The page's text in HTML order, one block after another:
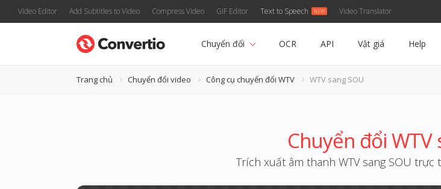
Video Editor Add Subtitles to Video Compress Video GIF Editor Text to Speech Video Translator
Chuyển đổi OCR API Vật giá Help
Trang chủ Chuyển đổi video Công cụ chuyển đổi WTV WTV sang SOU
Chuyển đổi WTV
Trích xuất âm thanh WTV sang SOU